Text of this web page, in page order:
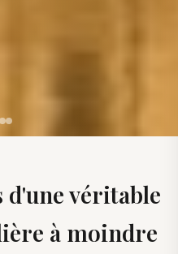
d'une véritable
à moindre